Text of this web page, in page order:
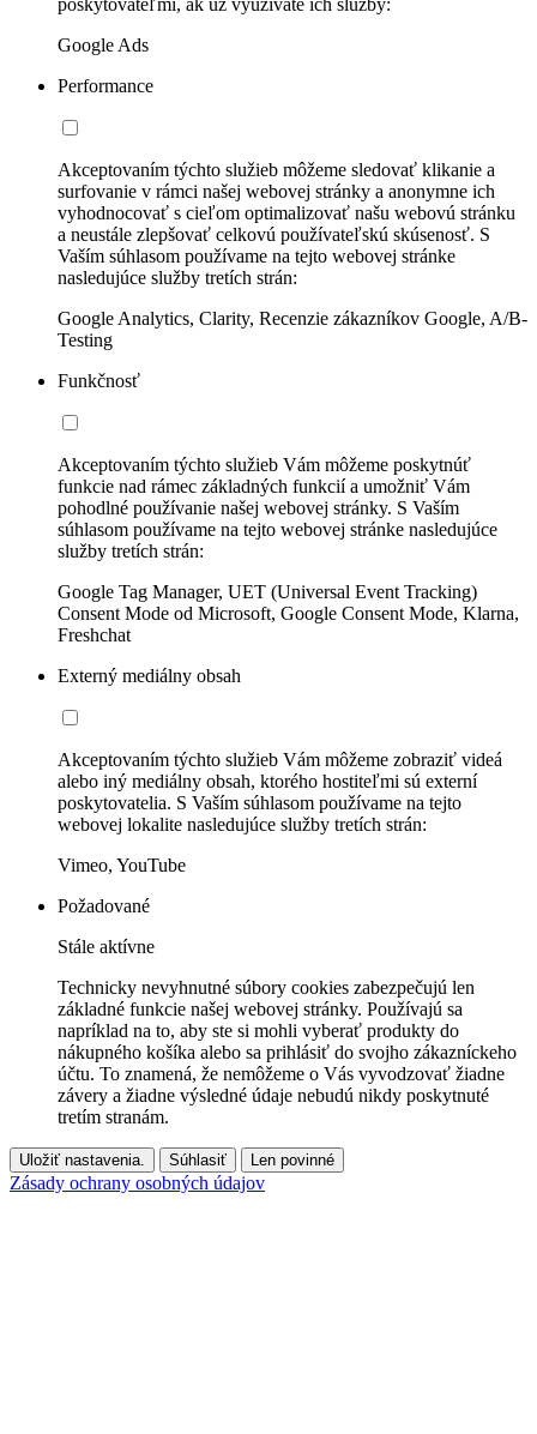
Google Ads
Performance
Akceptovaním týchto služieb môžeme sledovať klikanie a
surfovanie v rámci našej webovej stránky a anonymne ich
vyhodnocovať s cieľom optimalizovať našu webovú stránku
a neustále zlepšovať celkovú používateľskú skúsenosť. S
Vaším súhlasom používame na tejto webovej stránke
nasledujúce služby tretích strán:
Google Analytics, Clarity, Recenzie zákazníkov Google, A/B-
Testing
Funkčnosť
Akceptovaním týchto služieb Vám môžeme poskytnúť
funkcie nad rámec základných funkcií a umožniť Vám
pohodlné používanie našej webovej stránky. S Vaším
súhlasom používame na tejto webovej stránke nasledujúce
služby tretích strán:
Google Tag Manager, UET (Universal Event Tracking)
Consent Mode od Microsoft, Google Consent Mode, Klarna,
Freshchat
Externý mediálny obsah
Akceptovaním týchto služieb Vám môžeme zobraziť videá
alebo iný mediálny obsah, ktorého hostiteľmi sú externí
poskytovatelia. S Vaším súhlasom používame na tejto
webovej lokalite nasledujúce služby tretích strán:
Vimeo, YouTube
Požadované
Stále aktívne
Technicky nevyhnutné súbory cookies zabezpečujú len
základné funkcie našej webovej stránky. Používajú sa
napríklad na to, aby ste si mohli vyberať produkty do
nákupného košíka alebo sa prihlásiť do svojho zákazníckeho
účtu. To znamená, že nemôžeme o Vás vyvodzovať žiadne
závery a žiadne výsledné údaje nebudú nikdy poskytnuté
tretím stranám.
Uložiť nastavenia. Súhlasiť Len povinné
Zásady ochrany osobných údajov